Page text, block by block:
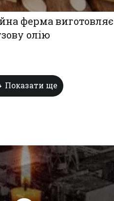
ферма виготовляє
олію
Показати ще